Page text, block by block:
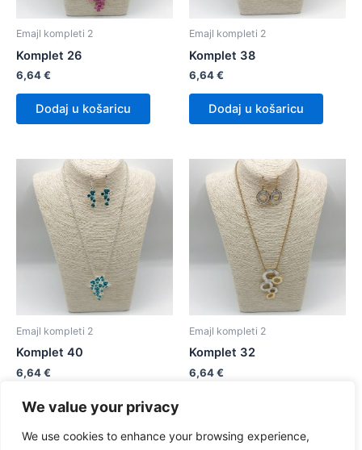
We value your privacy
We use cookies to enhance your browsing experience,
Emajl kompleti 2
Komplet 26
6,64€
Dodaj u košaricu
Emajl kompleti 2
Komplet 38
6,64€
Dodaj u košaricu
Emajl kompleti 2
Komplet 40
6,64€
Dodaj u košaricu
Emajl kompleti 2
Komplet 32
6,64€